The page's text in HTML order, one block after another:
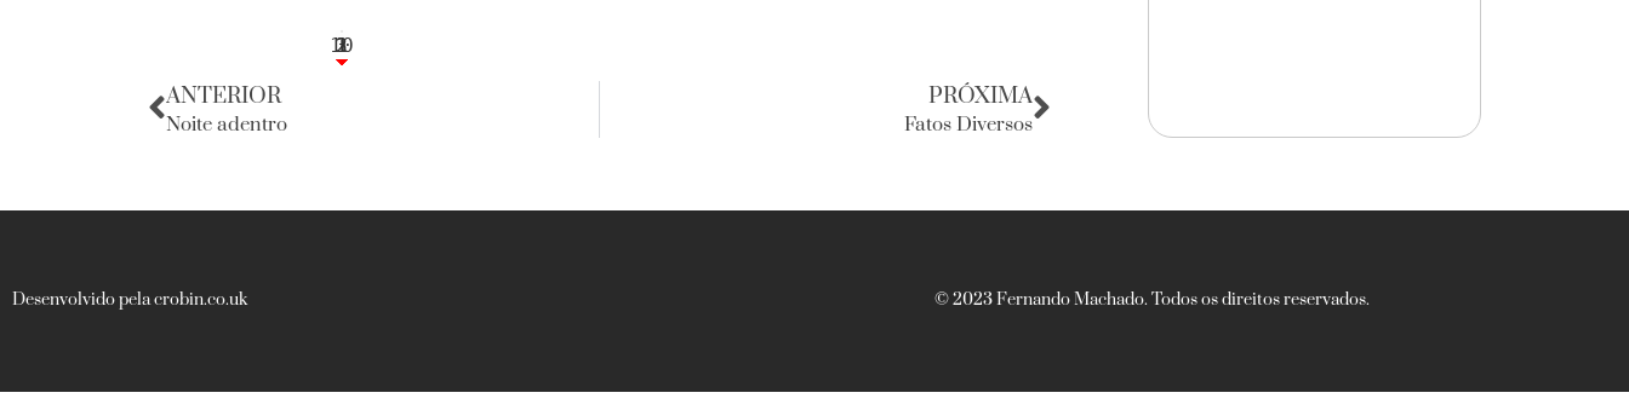
3
1
1
2
10
ANTERIOR
Noite adentro
PRÓXIMA
Fatos Diversos
Desenvolvido pela crobin.co.uk © 2023 Fernando Machado. Todos os direitos reservados.